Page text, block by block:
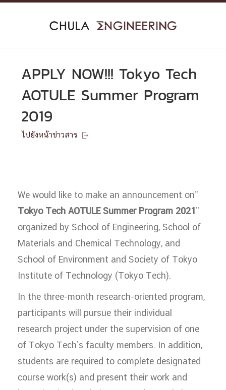
Skip
APPLY NOW!!! Tokyo Tech
AOTULE Summer Program
2019
ไปยังหน้าข่าวสาร 
We would like to make an announcement on”
Tokyo Tech AOTULE Summer Program 2021”
organized by School of Engineering, School of
Materials and Chemical Technology, and
School of Environment and Society of Tokyo
Institute of Technology (Tokyo Tech).
In the three-month research-oriented program,
participants will pursue their individual
research project under the supervision of one
of Tokyo Tech’s faculty members. In addition,
students are required to complete designated
course work(s) and present their work and